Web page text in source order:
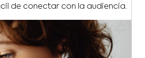
de conectar con la audiencia.